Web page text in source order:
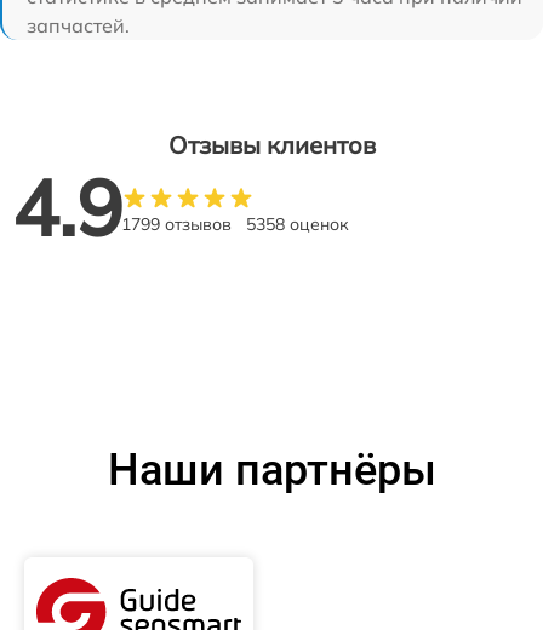
запчастей.
Отзывы клиентов
4.91799 отзывов 5358 оценок
Наши партнёры